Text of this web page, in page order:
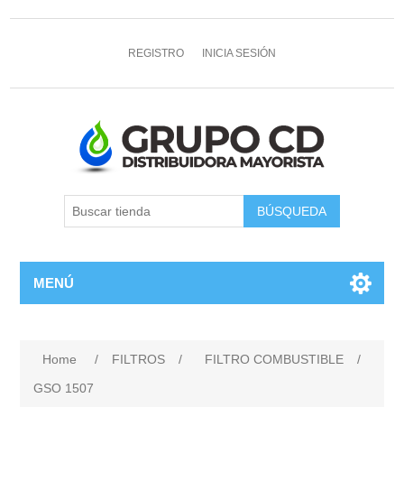
REGISTRO INICIA SESIÓN
MENÚ
Home / FILTROS / FILTRO COMBUSTIBLE
/
GSO 1507